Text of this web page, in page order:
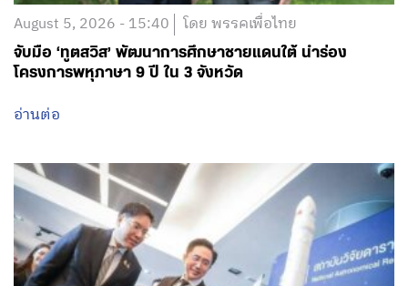
August 5, 2026 - 15:40 โดย พรรคเพื่อไทย
จับมือ ‘ทูตสวิส’ พัฒนาการศึกษาชายแดนใต้ นำร่อง
โครงการพหุภาษา 9 ปี ใน 3 จังหวัด
อ่านต่อ